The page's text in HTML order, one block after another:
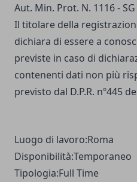
Aut. Min. Prot. N. 1116 -
Il titolare della
dichiara di essere a
previste in caso di
contenenti dati non più
previsto dal D.P.R. nº445
Luogo di lavoro:Roma
Disponibilità:Temporaneo
Tipologia:Full Time